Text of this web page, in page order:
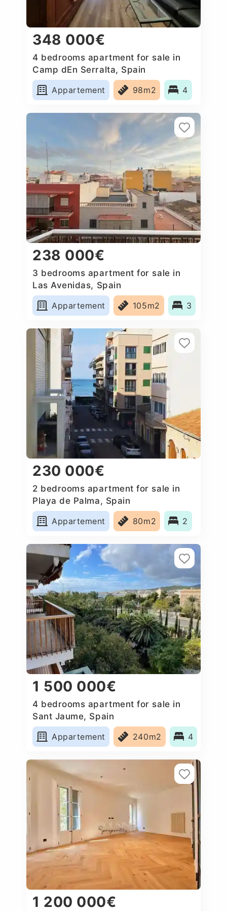
348 000€
4 bedrooms apartment for sale in
Camp dEn Serralta, Spain
Appartement
98m2 4
238 000€
3 bedrooms apartment for sale in
Las Avenidas, Spain
Appartement
105m2 3
230 000€
2 bedrooms apartment for sale in
Playa de Palma, Spain
Appartement
80m2 2
1 500 000€
4 bedrooms apartment for sale in
Sant Jaume, Spain
Appartement
240m2 4
1 200 000€